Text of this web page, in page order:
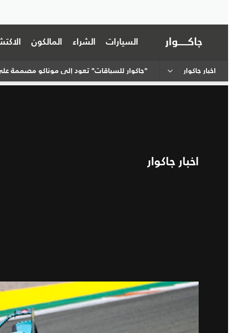
السيارات الشراء المالكون
اخبار جاكوار "جاكوار للسباقات" تعود إلى موناكو مصممةً
اخبار جاكوار